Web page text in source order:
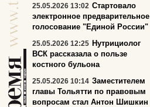
25.05.2026 13:02 Стартовало
электронное предварительное
голосование "Единой России"
25.05.2026 12:25 Нутрициолог
ВСК рассказала о пользе
костного бульона
25.05.2026 10:14 Заместителем
главы Тольятти по правовым
вопросам стал Антон Шишкин